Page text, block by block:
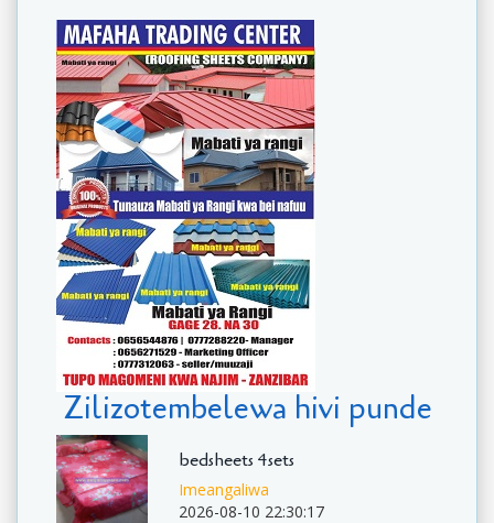
Zilizotembelewa hivi punde
bedsheets 4sets
Imeangaliwa
2026-08-10 22:30:17